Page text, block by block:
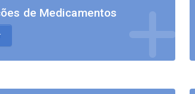
de Medicamentos